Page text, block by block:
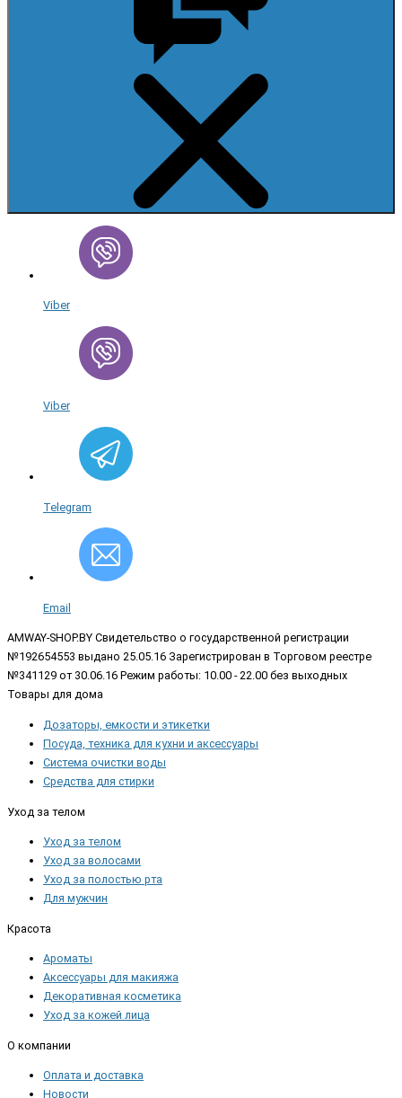
Viber
Viber
Telegram
Email
AMWAY-SHOP.BY Свидетельство о государственной регистрации
№192654553 выдано 25.05.16 Зарегистрирован в Торговом реестре
№341129 от 30.06.16 Режим работы: 10.00 - 22.00 без выходных
Товары для дома
Дозаторы, емкости и этикетки
Посуда, техника для кухни и аксессуары
Система очистки воды
Средства для стирки
Уход за телом
Уход за телом
Уход за волосами
Уход за полостью рта
Для мужчин
Красота
Ароматы
Аксессуары для макияжа
Декоративная косметика
Уход за кожей лица
О компании
Оплата и доставка
Новости